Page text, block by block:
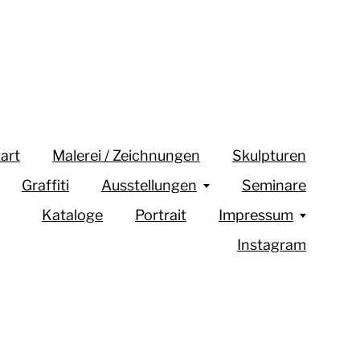
Malerei / Zeichnungen
Skulpturen
Graffiti
Ausstellungen
Seminare
Kataloge
Portrait
Impressum
Instagram